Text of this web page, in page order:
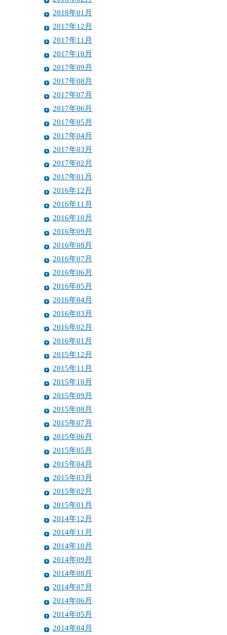
2018年01月
2017年12月
2017年11月
2017年10月
2017年09月
2017年08月
2017年07月
2017年06月
2017年05月
2017年04月
2017年03月
2017年02月
2017年01月
2016年12月
2016年11月
2016年10月
2016年09月
2016年08月
2016年07月
2016年06月
2016年05月
2016年04月
2016年03月
2016年02月
2016年01月
2015年12月
2015年11月
2015年10月
2015年09月
2015年08月
2015年07月
2015年06月
2015年05月
2015年04月
2015年03月
2015年02月
2015年01月
2014年12月
2014年11月
2014年10月
2014年09月
2014年08月
2014年07月
2014年06月
2014年05月
2014年04月